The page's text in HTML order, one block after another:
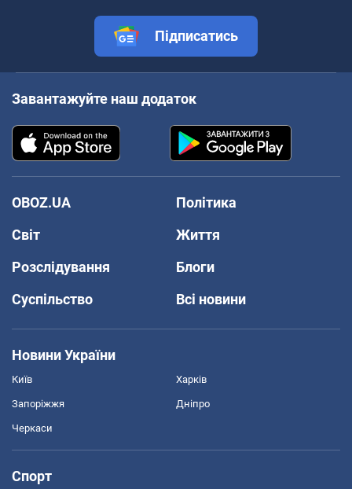
Підписатись
Завантажуйте наш додаток
OBOZ.UA
Політика
Світ
Життя
Розслідування
Блоги
Суспільство
Всі новини
Новини України
Київ Харків
Запоріжжя Дніпро
Черкаси
Спорт